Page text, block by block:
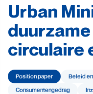
Skip to content
Urban
duurzame
circulaire
Position paper Beleid
Consumenten­gedrag